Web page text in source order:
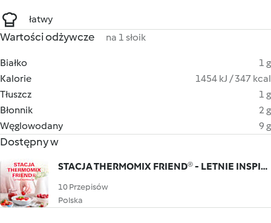
łatwy
Wartości odżywcze na 1 słoik
Białko
1 g
Kalorie
1454 kJ / 347 kcal
Tłuszcz
1 g
Błonnik
2 g
Węglowodany
9 g
Dostępny w
STACJA THERMOMIX FRIEND® - LETNIE INSPIRACJE
10 Przepisów
Polska